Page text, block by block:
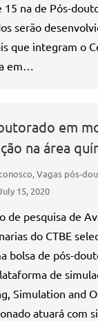
15 na de Pós-
serão
que integram o
em…
em
na área
,Vagas pós-
15, 2020
de pesquisa de
do CTBE
bolsa de pós-
de
Simulation and
atuará com